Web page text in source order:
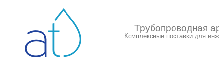
Трубопроводная
Комплексные поставки для